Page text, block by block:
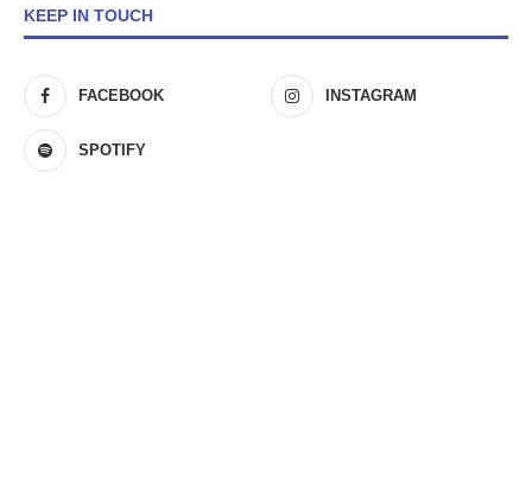
KEEP IN TOUCH
FACEBOOK INSTAGRAM
SPOTIFY